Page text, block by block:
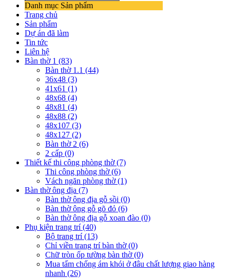
Danh mục Sản phẩm
Trang chủ
Sản phẩm
Dự án đã làm
Tin tức
Liên hệ
Bàn thờ 1 (83)
Bàn thờ 1.1 (44)
36x48 (3)
41x61 (1)
48x68 (4)
48x81 (4)
48x88 (2)
48x107 (3)
48x127 (2)
Bàn thờ 2 (6)
2 cấp (0)
Thiết kế thi công phòng thờ (7)
Thi công phòng thờ (6)
Vách ngăn phòng thờ (1)
Bàn thờ ông địa (7)
Bàn thờ ông địa gỗ sồi (0)
Bàn thờ ông gỗ gõ đỏ (6)
Bàn thờ ông địa gỗ xoan đào (0)
Phụ kiện trang trí (40)
Bộ trang trí (13)
Chỉ viền trang trí bàn thờ (0)
Chữ tròn ốp tường bàn thờ (0)
Mua tấm chống ám khói ở đâu chất lượng giao hàng
nhanh (26)